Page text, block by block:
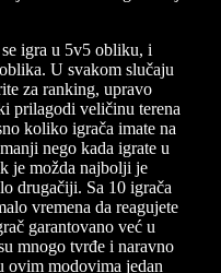
igra u 5v5 obliku, i
U svakom slučaju
za ranking, upravo
prilagodi veličinu terena
koliko igrača imate na
nego kada igrate u
je možda najbolji je
drugačiji. Sa 10 igrača
vremena da reagujete
garantovano već u
mnogo tvrđe i naravno
ovim modovima jedan